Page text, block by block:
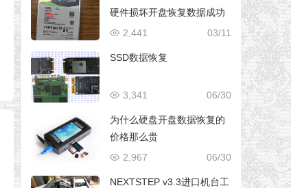
硬件损坏开盘恢复数据成功
03/11
2,441
SSD数据恢复
06/30
3,341
为什么硬盘开盘数据恢复的
价格那么贵
06/30
2,967
NEXTSTEP v3.3进口机台工